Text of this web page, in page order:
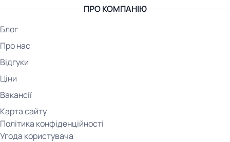
ПРО КОМПАНІЮ
Блог
Про нас
Відгуки
Ціни
Вакансії
Карта сайту
Політика конфіденційності
Угода користувача